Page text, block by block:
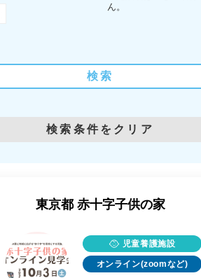
ん。
検索
検索条件をクリア
東京都 赤十字子供の家
児童養護施設
オンライン(zoomなど)